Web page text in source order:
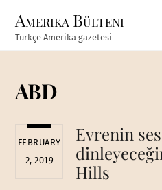
content
Amerika Bülteni
Türkçe Amerika gazetesi
ABD
FEBRUARY
2, 2019
Evrenin
Hills